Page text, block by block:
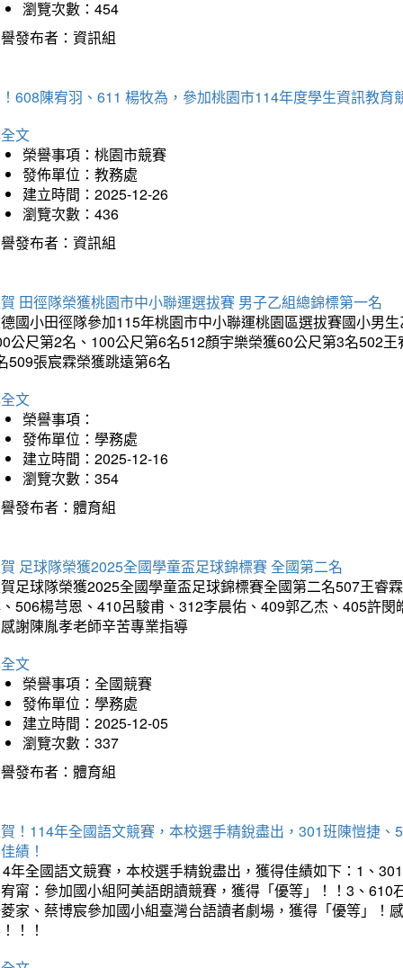
瀏覽次數：454
發布者：資訊組
608陳宥羽、611 楊牧為，參加桃園市114年度學生資訊教育
文
榮譽事項：桃園市競賽
發佈單位：教務處
建立時間：2025-12-26
瀏覽次數：436
發布者：資訊組
田徑隊榮獲桃園市中小聯運選拔賽 男子乙組總錦標第一名
國小田徑隊參加115年桃園市中小聯運桃園區選拔賽國小男
公尺第2名、100公尺第6名512顏宇樂榮獲60公尺第3名502
509張宸霖榮獲跳遠第6名
文
榮譽事項：
發佈單位：學務處
建立時間：2025-12-16
瀏覽次數：354
發布者：體育組
足球隊榮獲2025全國學童盃足球錦標賽 全國第二名
足球隊榮獲2025全國學童盃足球錦標賽全國第二名507王睿
506楊芎恩、410呂駿甫、312李晨佑、409郭乙杰、405許
謝陳胤孝老師辛苦專業指導
文
榮譽事項：全國競賽
發佈單位：學務處
建立時間：2025-12-05
瀏覽次數：337
發布者：體育組
！114年全國語文競賽，本校選手精銳盡出，301班陳愷捷
績！
年全國語文競賽，本校選手精銳盡出，獲得佳績如下：1、
甯：參加國小組阿美語朗讀競賽，獲得「優等」！！3、
家、蔡博宸參加國小組臺灣台語讀者劇場，獲得「優等」！
！！